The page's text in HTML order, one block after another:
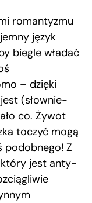
romantyzmu
język
biegle władać
– dzięki
(słownie-
co. Żywot
toczyć mogą
podobnego! Z
który jest anty-